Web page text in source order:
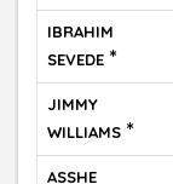
IBRAHIM
SEVEDE *
JIMMY
WILLIAMS *
ASSHE